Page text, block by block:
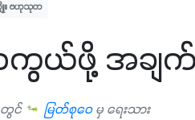
း ဗဟုသုတ
ယ်ဖို့ အချက်
တွင် မြတ်စုဝေမှ ရေးသား